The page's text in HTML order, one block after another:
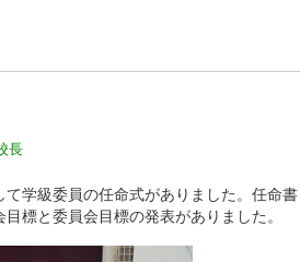
長
学級委員の任命式がありました。任命
標と委員会目標の発表がありました。